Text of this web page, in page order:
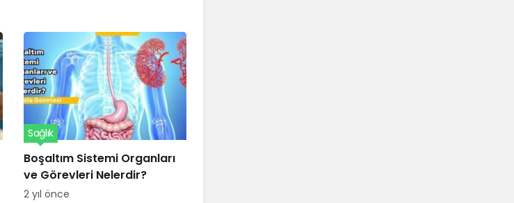
Boşaltım Sistemi Organları
ve Görevleri Nelerdir?
Sağlık
2 yıl önce